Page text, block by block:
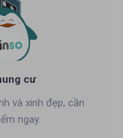
cư
và xinh đẹp, cần
ngay.